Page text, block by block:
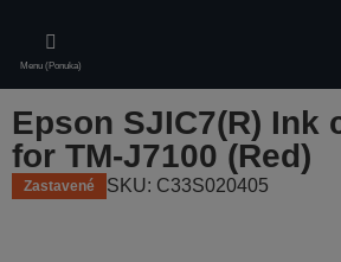
main
content
Menu (Ponuka)
Epson SJIC7(R) Ink
for TM-J7100 (Red)
Zastavené SKU: C33S020405